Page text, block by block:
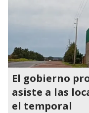
El gobierno
asiste a las
el temporal